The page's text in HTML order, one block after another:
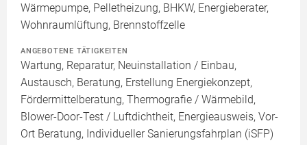
Wärmepumpe, Pelletheizung, BHKW, Energieberater,
Wohnraumlüftung, Brennstoffzelle
ANGEBOTENE TÄTIGKEITEN
Wartung, Reparatur, Neuinstallation / Einbau,
Austausch, Beratung, Erstellung Energiekonzept,
Fördermittelberatung, Thermografie / Wärmebild,
Blower-Door-Test / Luftdichtheit, Energieausweis, Vor-
Ort Beratung, Individueller Sanierungsfahrplan (iSFP)